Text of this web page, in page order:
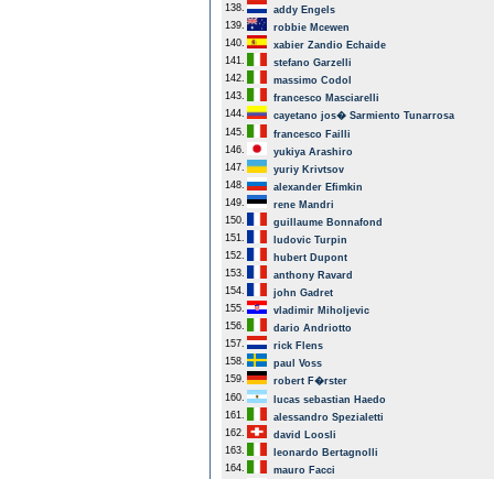
138.
addy Engels
139.
robbie Mcewen
140.
xabier Zandio Echaide
141.
stefano Garzelli
142.
massimo Codol
143.
francesco Masciarelli
144.
cayetano jos� Sarmiento Tunarrosa
145.
francesco Failli
146.
yukiya Arashiro
147.
yuriy Krivtsov
148.
alexander Efimkin
149.
rene Mandri
150.
guillaume Bonnafond
151.
ludovic Turpin
152.
hubert Dupont
153.
anthony Ravard
154.
john Gadret
155.
vladimir Miholjevic
156.
dario Andriotto
157.
rick Flens
158.
paul Voss
159.
robert F�rster
160.
lucas sebastian Haedo
161.
alessandro Spezialetti
162.
david Loosli
163.
leonardo Bertagnolli
164.
mauro Facci